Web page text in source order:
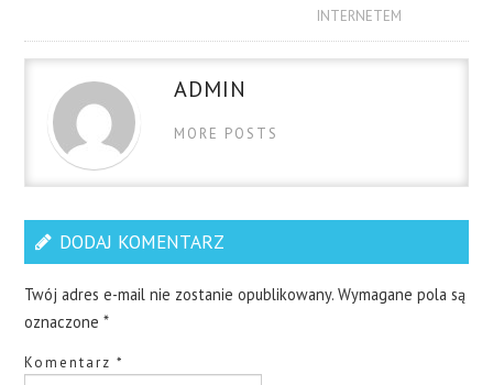
INTERNETEM
ADMIN
MORE POSTS
DODAJ KOMENTARZ
Twój adres e-mail nie zostanie opublikowany. Wymagane pola są
oznaczone*
Komentarz*